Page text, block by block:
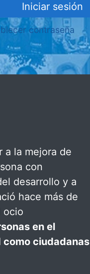
Iniciar sesión
contraseña
a la mejora de
con
desarrollo y a
hace más de
ocio
en el
como ciudadanas